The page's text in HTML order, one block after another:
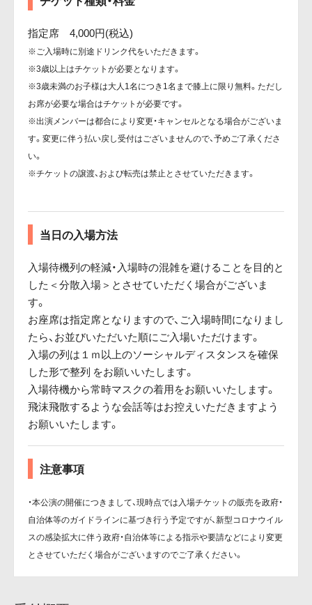
指定席 4,000円(税込)
※ご入場時に別途ドリンク代をいただきます。
※3歳以上はチケットが必要となります。
※3歳未満のお子様は大人1名につき1名まで膝上に限り無料。ただし
お席が必要な場合はチケットが必要です。
※出演メンバーは都合により変更・キャンセルとなる場合がございま
す。変更に伴う払い戻し受付はございませんので、予めご了承くださ
い。
※チケットの譲渡、および転売は禁止とさせていただきます。
当日の入場方法
入場待機列の軽減・入場時の混雑を避けることを目的と
した＜分散入場＞とさせていただく場合がございま
す。
お座席は指定席となりますので、ご入場時間になりまし
たら、お並びいただいた順にご入場いただけます。
入場の列は１ｍ以上のソーシャルディスタンスを確保
した形で整列 をお願いいたします。
入場待機から常時マスクの着用をお願いいたします。
飛沫飛散するような会話等はお控えいただきますよう
お願いいたします。
注意事項
・本公演の開催につきまして、現時点では入場チケットの販売を政府・
自治体等のガイドラインに基づき行う予定ですが、新型コロナウイル
スの感染拡大に伴う政府・自治体等による指示や要請などにより変更
とさせていただく場合がございますのでご了承ください。